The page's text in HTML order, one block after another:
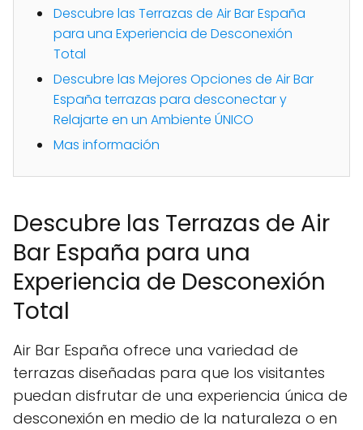
Descubre las Terrazas de Air Bar España
para una Experiencia de Desconexión
Total
Descubre las Mejores Opciones de Air Bar
España terrazas para desconectar y
Relajarte en un Ambiente ÚNICO
Mas información
Descubre las Terrazas de Air
Bar España para una
Experiencia de Desconexión
Total
Air Bar España ofrece una variedad de
terrazas diseñadas para que los visitantes
puedan disfrutar de una experiencia única de
desconexión en medio de la naturaleza o en